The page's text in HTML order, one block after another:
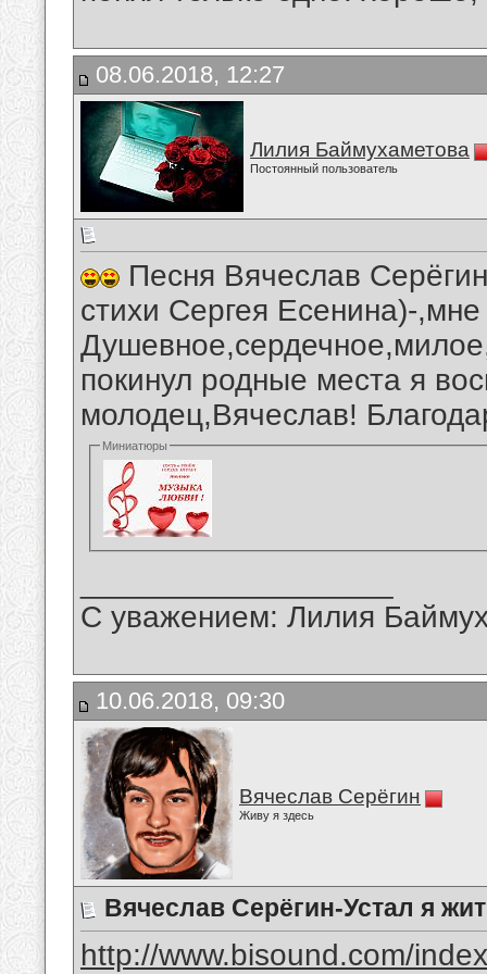
08.06.2018, 12:27
Лилия Баймухаметова
Постоянный пользователь
Песня Вячеслав
стихи Сергея Есенина)-
покинул родные места я
молодец,Вячеслав!
Миниатюры
С уважением: Лилия
10.06.2018, 09:30
Вячеслав Серёгин
Живу я здесь
Вячеслав Серёгин-Устал я
http://www.bisound.com/